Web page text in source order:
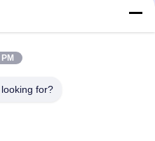
Digitale
productie met hoge
500 mm Automatische
for?